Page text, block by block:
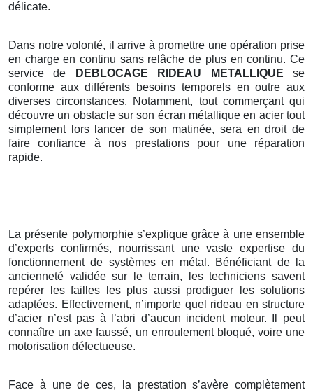
délicate.
Dans notre volonté, il arrive à promettre une opération prise
en charge en continu sans relâche de plus en continu. Ce
service de
DEBLOCAGE RIDEAU METALLIQUE se
conforme aux différents besoins temporels en outre aux
diverses circonstances. Notamment, tout commerçant qui
découvre un obstacle sur son écran métallique en acier tout
simplement lors lancer de son matinée, sera en droit de
faire confiance à nos prestations pour une réparation
rapide.
La présente polymorphie s’explique grâce à une ensemble
d’experts confirmés, nourrissant une vaste expertise du
fonctionnement de systèmes en métal. Bénéficiant de la
ancienneté validée sur le terrain, les techniciens savent
repérer les failles les plus aussi prodiguer les solutions
adaptées. Effectivement, n’importe quel rideau en structure
d’acier n’est pas à l’abri d’aucun incident moteur. Il peut
connaître un axe faussé, un enroulement bloqué, voire une
motorisation défectueuse.
Face à une de ces, la prestation s’avère complètement